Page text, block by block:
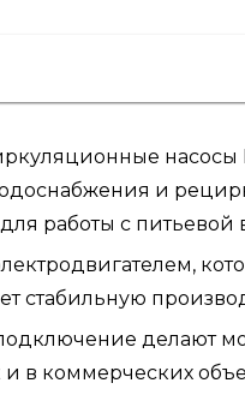
и
работы с питьевой
стабильную
делают
и в коммерческих